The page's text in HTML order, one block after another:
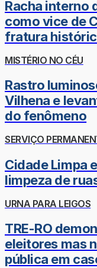
Racha interno
como vice de
fratura
MISTÉRIO NO CÉU
Rastro
Vilhena e
do fenômeno
SERVIÇO
Cidade Limpa
limpeza de
URNA PARA LEIGOS
TRE-RO
eleitores mas
pública em